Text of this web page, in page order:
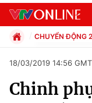
Chuyên mục
CHUYỂN ĐỘNG
Xã hội
Pháp luật
Kinh tế
18/03/2019 14:56
Chinh